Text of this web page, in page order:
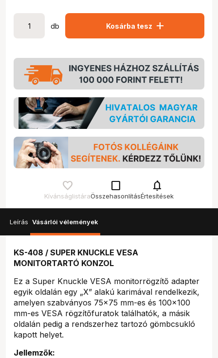
db Kosárba tesz add
Kívánságlistára
check_box_outline_blank
Összehasonlítás
notifications
Értesítések
Leírás Vásárlói vélemények
KS-408 / SUPER KNUCKLE VESA
MONITORTARTÓ KONZOL
Ez a Super Knuckle VESA monitorrögzítő adapter
egyik oldalán egy „X” alakú karimával rendelkezik,
amelyen szabványos 75x75 mm-es és 100x100
mm-es VESA rögzítőfuratok találhatók, a másik
oldalán pedig a rendszerhez tartozó gömbcsukló
kapott helyet.
Jellemzők: